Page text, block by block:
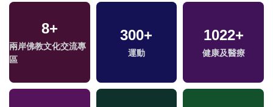
8+
兩岸佛教文化交流專
區
300+
運動
1022+
健康及醫療